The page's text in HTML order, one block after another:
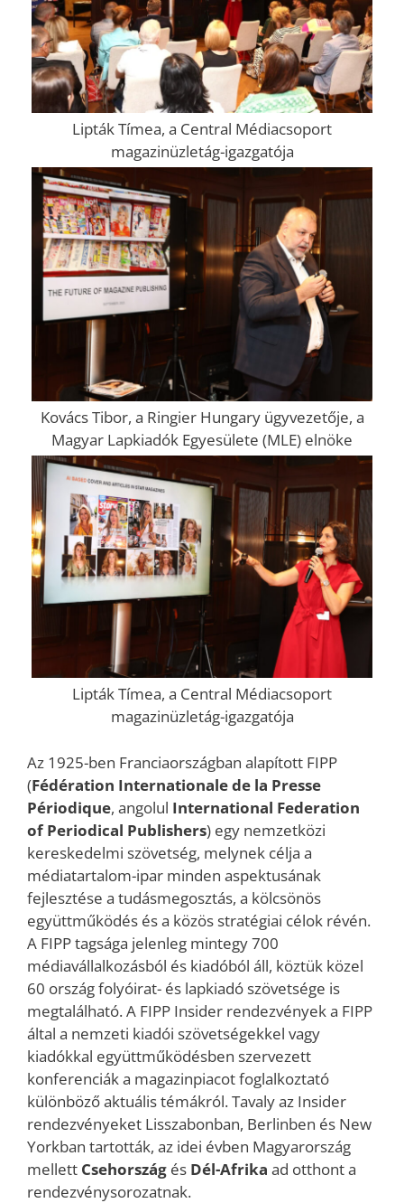
Lipták Tímea, a Central Médiacsoport
magazinüzletág-igazgatója
Kovács Tibor, a Ringier Hungary ügyvezetője, a
Magyar Lapkiadók Egyesülete (MLE) elnöke
Lipták Tímea, a Central Médiacsoport
magazinüzletág-igazgatója
Az 1925-ben Franciaországban alapított FIPP
(Fédération Internationale de la Presse
Périodique, angolul International Federation
of Periodical Publishers) egy nemzetközi
kereskedelmi szövetség, melynek célja a
médiatartalom-ipar minden aspektusának
fejlesztése a tudásmegosztás, a kölcsönös
együttműködés és a közös stratégiai célok révén.
A FIPP tagsága jelenleg mintegy 700
médiavállalkozásból és kiadóból áll, köztük közel
60 ország folyóirat- és lapkiadó szövetsége is
megtalálható. A FIPP Insider rendezvények a FIPP
által a nemzeti kiadói szövetségekkel vagy
kiadókkal együttműködésben szervezett
konferenciák a magazinpiacot foglalkoztató
különböző aktuális témákról. Tavaly az Insider
rendezvényeket Lisszabonban, Berlinben és New
Yorkban tartották, az idei évben Magyarország
mellett Csehország és Dél-Afrika ad otthont a
rendezvénysorozatnak.